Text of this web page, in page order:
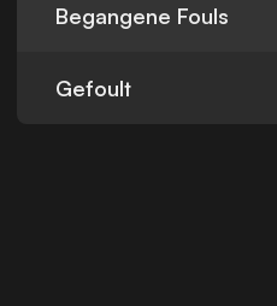
Begangene Fouls
Gefoult